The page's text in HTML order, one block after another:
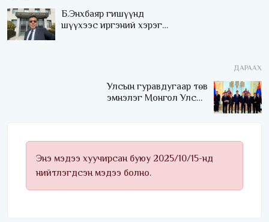
Б.Энхбаяр гишүүнд
шүүхээс иргэний хэрэг
ДАРААХ
Улсын гуравдугаар төв
эмнэлэг Монгол Улсын
Энэ мэдээ хуучирсан буюу 2025/10/15-нд
нийтлэгдсэн мэдээ болно.